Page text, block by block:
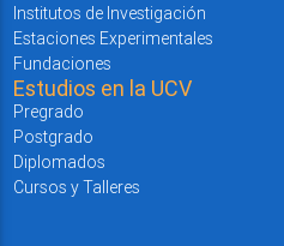
Institutos de Investigación
Estaciones Experimentales
Fundaciones
Estudios en la UCV
Pregrado
Postgrado
Diplomados
Cursos y Talleres